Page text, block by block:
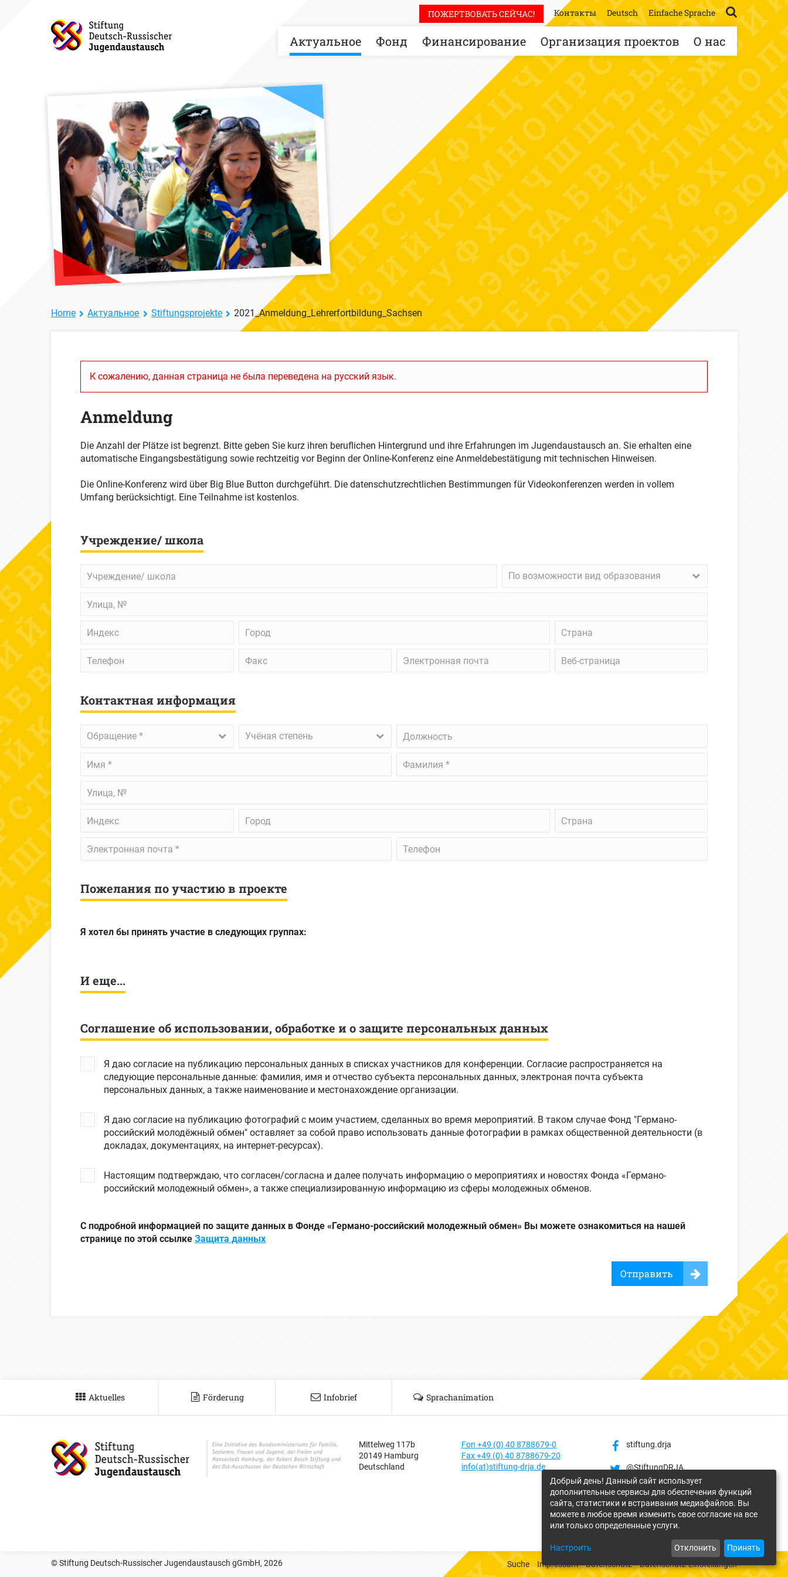
Актуальное Фонд Финансирование Организация проектов О нас
ПОЖЕРТВОВАТЬ СЕЙЧАС! Контакты Deutsch Einfache Sprache
Home Актуальное Stiftungsprojekte 2021_Anmeldung_Lehrerfortbildung_Sachsen
К сожалению, данная страница не была переведена на русский язык.
Anmeldung
Die Anzahl der Plätze ist begrenzt. Bitte geben Sie kurz ihren beruflichen Hintergrund und ihre Erfahrungen im Jugendaustausch an. Sie erhalten eine
automatische Eingangsbestätigung sowie rechtzeitig vor Beginn der Online-Konferenz eine Anmeldebestätigung mit technischen Hinweisen.
Die Online-Konferenz wird über Big Blue Button durchgeführt. Die datenschutzrechtlichen Bestimmungen für Videokonferenzen werden in vollem
Umfang berücksichtigt. Eine Teilnahme ist kostenlos.
Учреждение/ школа
Учреждение/
школа
По
вид
По возможности вид образования
Улица,
№
Индекс
Город Страна
Телефон Факс
Электронная
почта
Веб-
страница
Контактная информация
Обращение
Обращение *
Учёная
Учёная степень
Должность
Имя Фамилия
Улица,
№
Индекс
Город Страна
Электронная
почта*
Телефон
Пожелания по участию в проекте
Я хотел бы принять участие в следующих группах:
И еще...
Соглашение об использовании, обработке и о защите персональных данных
Я даю согласие на публикацию персональных данных в списках участников для конференции. Согласие распространяется на
следующие персональные данные: фамилия, имя и отчество субъекта персональных данных, электроная почта субъекта
персональных данных, а также наименование и местонахождение организации.
Я даю согласие на публикацию фотографий с моим участием, сделанных во время мероприятий. В таком случае Фонд "Германо-
российский молодёжный обмен" оставляет за собой право использовать данные фотографии в рамках общественной деятельности (в
докладах, документациях, на интернет-ресурсах).
Настоящим подтверждаю, что согласен/согласна и далее получать информацию о мероприятиях и новостях Фонда «Германо-
российский молодежный обмен», а также специализированную информацию из сферы молодежных обменов.
С подробной информацией по защите данных в Фонде «Германо-российский молодежный обмен» Вы можете ознакомиться на нашей
странице по этой ссылке Защита данных
Отправить
Aktuelles Förderung Infobrief Sprachanimation
Mittelweg 117b
20149 Hamburg
Deutschland
Fon +49 (0) 40 8788679-0
Fax +49 (0) 40 8788679-20
info(at)stiftung-drja.de
stiftung.drja
@StiftungDRJA
stiftung_drja
Stiftung DRJA
© Stiftung Deutsch-Russischer Jugendaustausch gGmbH, 2026 Suche Impressum Datenschutz Datenschutz-Einstellungen
Добрый день! Данный сайт использует
дополнительные сервисы для обеспечения функций
сайта, статистики и встраивания медиафайлов. Вы
можете в любое время изменить свое согласие на все
или только определенные услуги.
Настроить Отклонить Принять